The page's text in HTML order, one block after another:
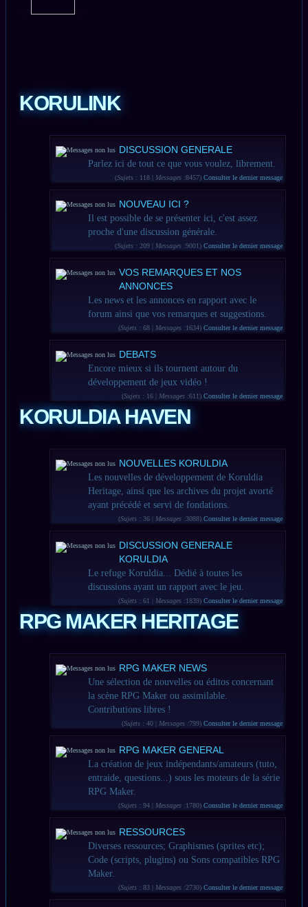
KORULINK
DISCUSSION GENERALE
Parlez ici de tout ce que vous voulez, librement.
(Sujets : 118 | Messages :8457) Consulter le dernier message
NOUVEAU ICI ?
Il est possible de se présenter ici, c'est assez
proche d'une discussion générale.
(Sujets : 209 | Messages :9001) Consulter le dernier message
VOS REMARQUES ET NOS
ANNONCES
Les news et les annonces en rapport avec le
forum ainsi que vos remarques et suggestions.
(Sujets : 68 | Messages :1634) Consulter le dernier message
DEBATS
Encore mieux si ils tournent autour du
développement de jeux vidéo !
(Sujets : 16 | Messages :611) Consulter le dernier message
KORULDIA HAVEN
NOUVELLES KORULDIA
Les nouvelles de développement de Koruldia
Heritage, ainsi que les archives du projet avorté
ayant précédé et servi de fondations.
(Sujets : 36 | Messages :3088) Consulter le dernier message
DISCUSSION GENERALE
KORULDIA
Le refuge Koruldia... Dédié à toutes les
discussions ayant un rapport avec le jeu.
(Sujets : 61 | Messages :1839) Consulter le dernier message
RPG MAKER HERITAGE
RPG MAKER NEWS
Une sélection de nouvelles ou éditos concernant
la scène RPG Maker ou assimilable.
Contributions libres !
(Sujets : 40 | Messages :799) Consulter le dernier message
RPG MAKER GENERAL
La création de jeux indépendants/amateurs (tuto,
entraide, questions...) sous les moteurs de la série
RPG Maker.
(Sujets : 94 | Messages :1780) Consulter le dernier message
RESSOURCES
Diverses ressources; Graphismes (sprites etc);
Code (scripts, plugins) ou Sons compatibles RPG
Maker.
(Sujets : 83 | Messages :2730) Consulter le dernier message